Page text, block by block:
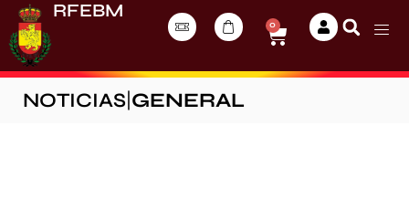
RFEBM
0
NOTICIAS GENERAL